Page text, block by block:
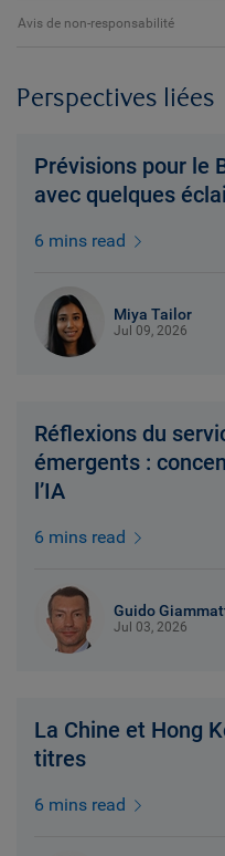
Avis de non-responsabilité
Perspectives liées
Prévisions pour le
avec quelques
6 mins read
Miya Tailor
Jul 09, 2026
Réflexions du
émergents :
l’IA
6 mins read
Guido
Jul 03, 2026
La Chine et Hong
titres
6 mins read